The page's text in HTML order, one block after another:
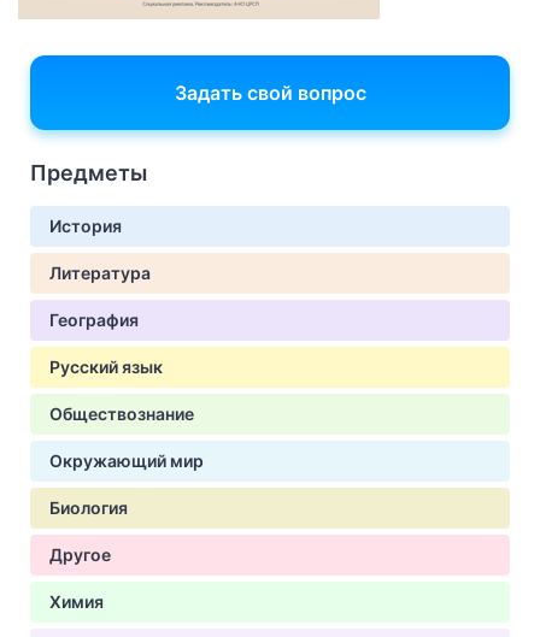
Задать свой вопрос
Предметы
История
Литература
География
Русский язык
Обществознание
Окружающий мир
Биология
Другое
Химия